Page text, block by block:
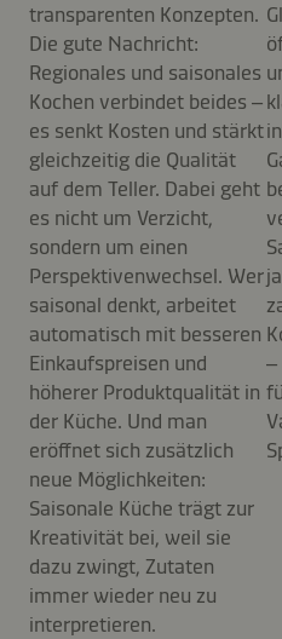
transparenten Konzepten.
Die gute Nachricht:
Regionales und saisonales
Kochen verbindet beides –
es senkt Kosten und stärkt
gleichzeitig die Qualität
auf dem Teller. Dabei geht
es nicht um Verzicht,
sondern um einen
Perspektivenwechsel. Wer
saisonal denkt, arbeitet
automatisch mit besseren
Einkaufspreisen und
höherer Produktqualität in
der Küche. Und man
eröffnet sich zusätzlich
neue Möglichkeiten:
Saisonale Küche trägt zur
Kreativität bei, weil sie
dazu zwingt, Zutaten
immer wieder neu zu
interpretieren.
–